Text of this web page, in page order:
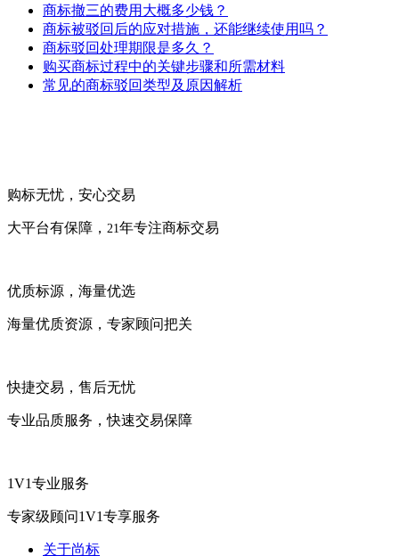
商标撤三的费用大概多少钱？
商标被驳回后的应对措施，还能继续使用吗？
商标驳回处理期限是多久？
购买商标过程中的关键步骤和所需材料
常见的商标驳回类型及原因解析
购标无忧，安心交易
大平台有保障， 21 年专注商标交易
优质标源，海量优选
海量优质资源，专家顾问把关
快捷交易，售后无忧
专业品质服务，快速交易保障
1V1专业服务
专家级顾问1V1专享服务
关于尚标